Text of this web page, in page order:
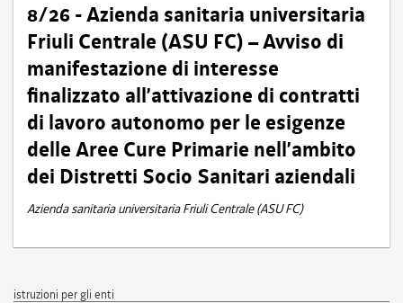
8/26 - Azienda sanitaria universitaria
Friuli Centrale (ASU FC) – Avviso di
manifestazione di interesse
finalizzato all’attivazione di contratti
di lavoro autonomo per le esigenze
delle Aree Cure Primarie nell’ambito
dei Distretti Socio Sanitari aziendali
Azienda sanitaria universitaria Friuli Centrale (ASU FC)
istruzioni per gli enti